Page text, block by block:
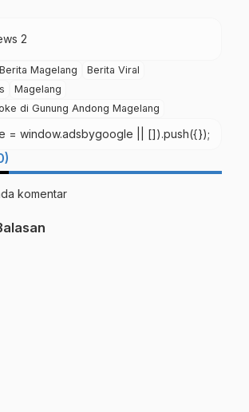
2
Berita Magelang
Berita Viral
Magelang
di Gunung Andong Magelang
= window.adsbygoogle || []).push({});
komentar